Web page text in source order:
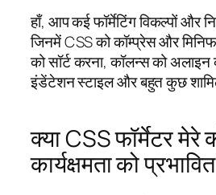
हाँ, आप कई फॉर्मेटिंग विकल्पों और
जिनमें CSS को कॉम्प्रेस और
को सॉर्ट करना, कॉलन्स को
इंडेंटेशन स्टाइल और बहुत कुछ
क्या CSS फॉर्मेटर मेरे
कार्यक्षमता को